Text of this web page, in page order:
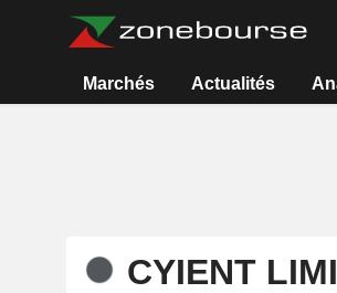
Marchés Actualités
CYIENT